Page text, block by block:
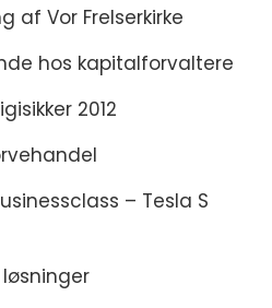
af Vor Frelserkirke
hos kapitalforvaltere
2012
– Tesla S